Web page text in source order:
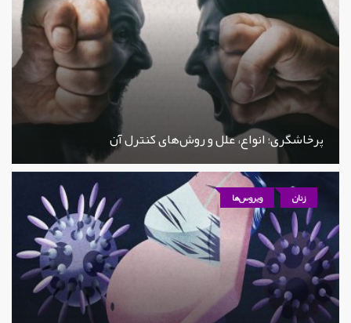
پرخاشگری؛ انواع، علل و روش‌های کنترل آن
زنان ویروس‌ها